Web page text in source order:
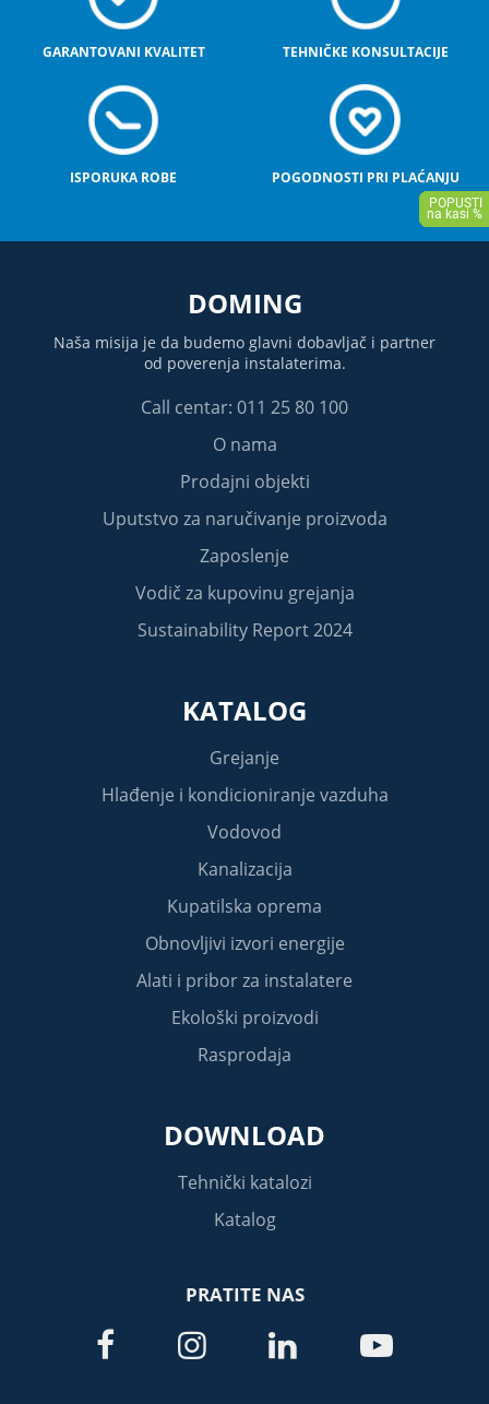
GARANTOVANI KVALITET TEHNIČKE KONSULTACIJE
ISPORUKA ROBE POGODNOSTI PRI PLAĆANJU
DOMING
Naša misija je da budemo glavni dobavljač i partner
od poverenja instalaterima.
Call centar: 011 25 80 100
O nama
Prodajni objekti
Uputstvo za naručivanje proizvoda
Zaposlenje
Vodič za kupovinu grejanja
Sustainability Report 2024
KATALOG
Grejanje
Hlađenje i kondicioniranje vazduha
Vodovod
Kanalizacija
Kupatilska oprema
Obnovljivi izvori energije
Alati i pribor za instalatere
Ekološki proizvodi
Rasprodaja
DOWNLOAD
Tehnički katalozi
Katalog
PRATITE NAS
   